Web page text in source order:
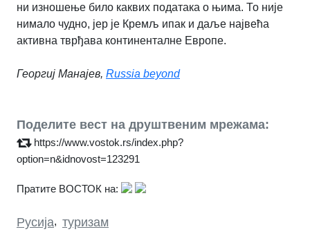
ни изношење било каквих података о њима. То није
нимало чудно, јер је Кремљ ипак и даље највећа
активна тврђава континенталне Европе.
Георгиј Манајев, Russia beyond
Поделите вест на друштвеним мрежама:
https://www.vostok.rs/index.php?
option=n&idnovost=123291
Пратите ВОСТОК на:
Русија, туризам